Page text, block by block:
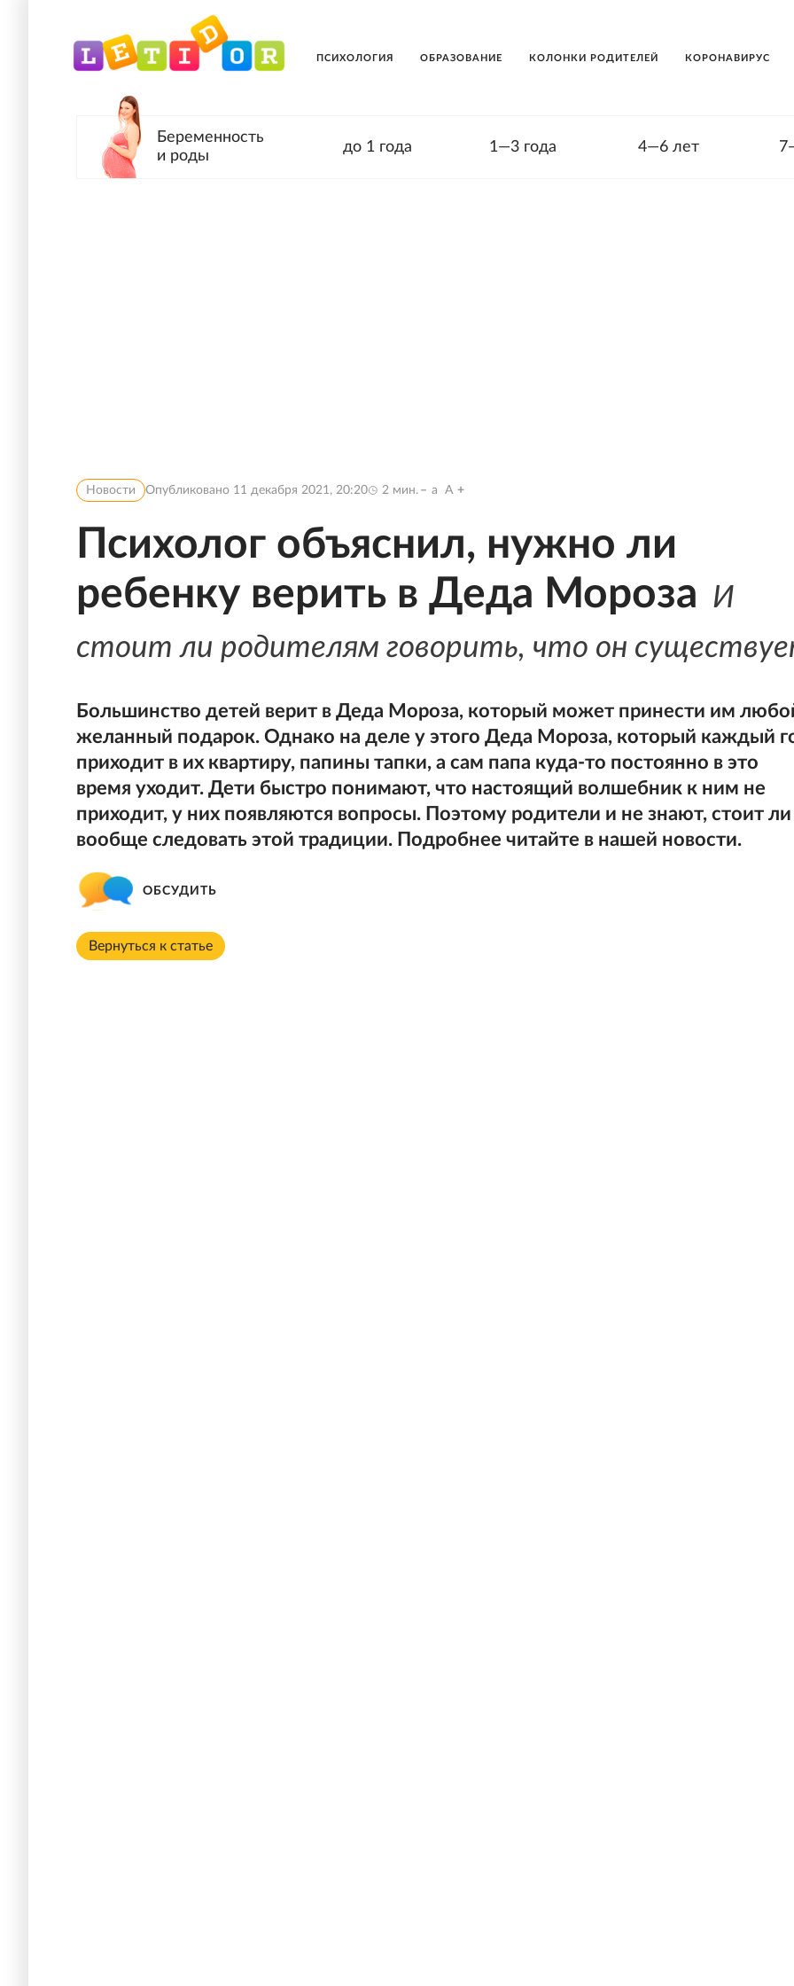
ПСИХОЛОГИЯ ОБРАЗОВАНИЕ КОЛОНКИ РОДИТЕЛЕЙ КОРОНАВИРУС
Беременность
и роды
до 1 года 1—3 года 4—6 лет
Новости Опубликовано 11 декабря 2021, 20:20 2 мин. a A
Психолог объяснил, нужно ли
ребенку верить в Деда Мороза И
стоит ли родителям говорить, что он
Большинство детей верит в Деда Мороза, который может принести им
желанный подарок. Однако на деле у этого Деда Мороза, который каждый
приходит в их квартиру, папины тапки, а сам папа куда-то постоянно в это
время уходит. Дети быстро понимают, что настоящий волшебник к ним не
приходит, у них появляются вопросы. Поэтому родители и не знают, стоит ли
вообще следовать этой традиции. Подробнее читайте в нашей новости.
ОБСУДИТЬ
Вернуться к статье